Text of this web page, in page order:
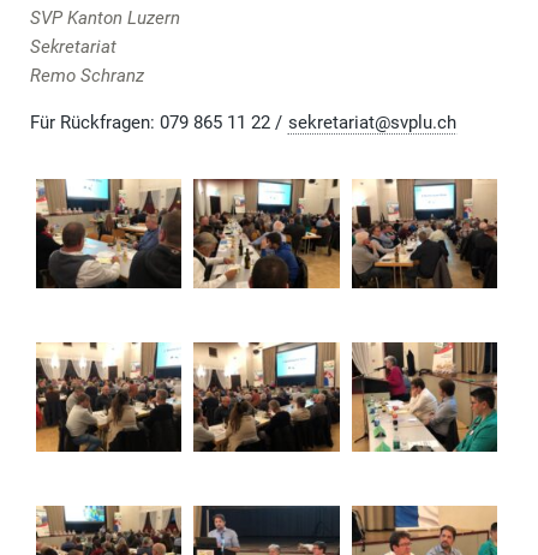
SVP Kanton Luzern
Sekretariat
Remo Schranz
Für Rückfragen: 079 865 11 22 / sekretariat@svplu.ch